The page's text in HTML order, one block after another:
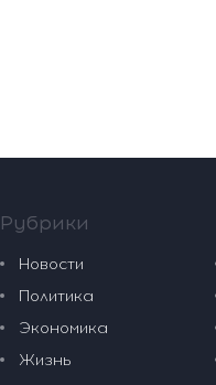
Рубрики
Новости
Политика
Экономика
Жизнь